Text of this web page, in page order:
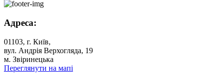
Адреса:
01103, г. Київ,
вул. Андрія Верхогляда, 19
м. Звіринецька
Переглянути на мапі